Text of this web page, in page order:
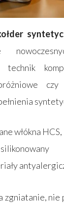
technik
włókna HCS,
zgniatanie, nie